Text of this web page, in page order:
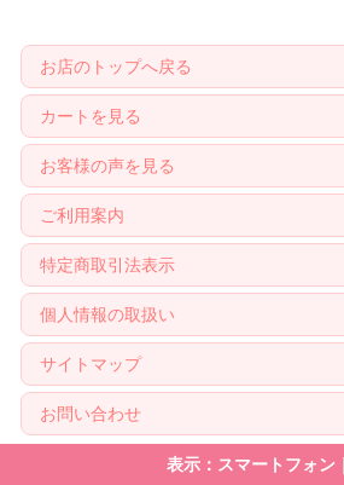
お店のトップへ戻る
カートを見る
お客様の声を見る
ご利用案内
特定商取引法表示
個人情報の取扱い
サイトマップ
お問い合わせ
表示：スマートフォン｜